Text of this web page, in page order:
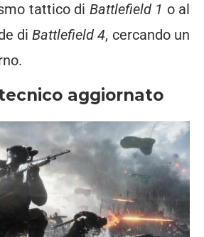
tattico di Battlefield 1 o al
diBattlefield 4, cercando un
aggiornato